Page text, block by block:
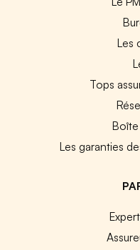
Les
Tops
Les garanties